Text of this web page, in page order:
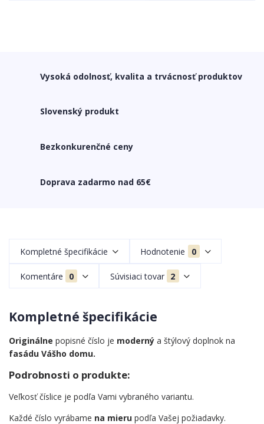
Vysoká odolnosť, kvalita a trvácnosť produktov
Slovenský produkt
Bezkonkurenčné ceny
Doprava zadarmo nad 65€
Kompletné špecifikácie Hodnotenie 0
Komentáre 0 Súvisiaci tovar 2
Kompletné špecifikácie
Originálne popisné číslo je moderný a štýlový doplnok na
fasádu Vášho domu.
Podrobnosti o produkte:
Veľkosť číslice je podľa Vami vybraného variantu.
Každé číslo vyrábame na mieru podľa Vašej požiadavky.